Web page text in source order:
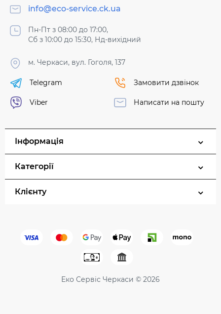
info@eco-service.ck.ua
Пн-Пт з 08:00 до 17:00,
Сб з 10:00 до 15:30, Нд-вихідний
м. Черкаси, вул. Гоголя, 137
Telegram
Viber
Замовити дзвінок
Написати на пошту
Інформація
Категорії
Клієнту
Еко Сервіс Черкаси © 2026